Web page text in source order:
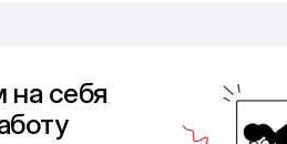
на себя